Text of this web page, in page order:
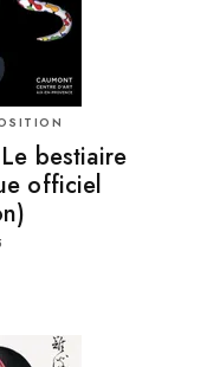
bestiaire
officiel